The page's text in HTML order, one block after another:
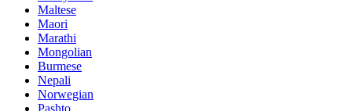
Maltese
Maori
Marathi
Mongolian
Burmese
Nepali
Norwegian